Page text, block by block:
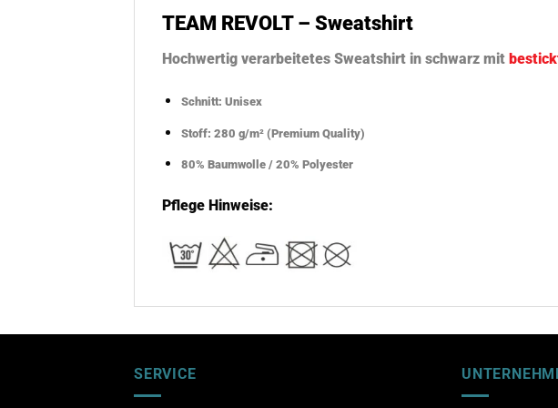
TEAM REVOLT – Sweatshirt
Hochwertig verarbeitetes Sweatshirt in schwarz mit
Schnitt: Unisex
Stoff: 280 g/m² (Premium Quality)
80% Baumwolle / 20% Polyester
Pflege Hinweise:
SERVICE